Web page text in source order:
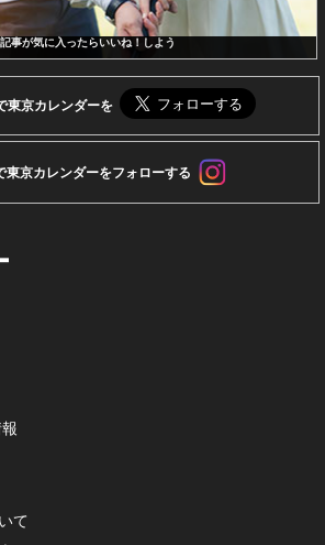
事が気に入ったらいいね！しよう
東京カレンダーを
京カレンダーをフォローする
て